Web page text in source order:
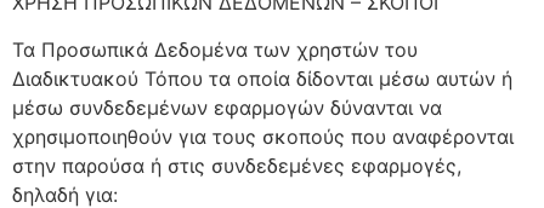
Τα Προσωπικά Δεδομένα των χρηστών του
Διαδικτυακού Τόπου τα οποία δίδονται μέσω αυτών ή
μέσω συνδεδεμένων εφαρμογών δύνανται να
χρησιμοποιηθούν για τους σκοπούς που αναφέρονται
στην παρούσα ή στις συνδεδεμένες εφαρμογές,
δηλαδή για: